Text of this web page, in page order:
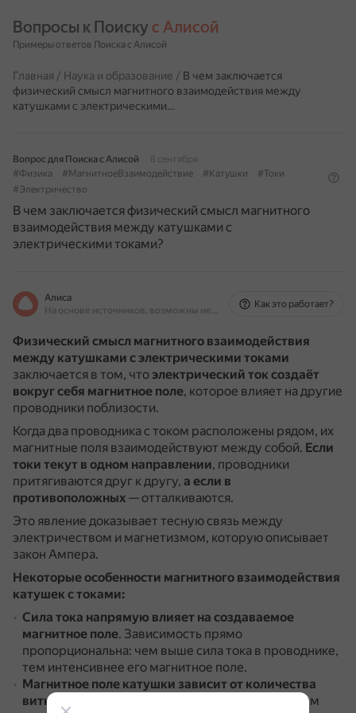
Вопросы к Поиску с Алисой
Примеры ответов Поиска с Алисой
Главная / Наука и образование / В чем заключается
физический смысл магнитного взаимодействия между
катушками с электрическими…
Вопрос для Поиска с Алисой
8 сентября
#Физика
#МагнитноеВзаимодействие #Катушки
#Токи
#Электричество
В чем заключается физический смысл магнитного
взаимодействия между катушками с
электрическими токами?
Алиса
На основе источников, возможны неточности
Как это работает?
Физический смысл магнитного взаимодействия
между катушками с электрическими токами
заключается в том, что электрический ток создаёт
вокруг себя магнитное поле, которое влияет на другие
проводники поблизости.
Когда два проводника с током расположены рядом, их
магнитные поля взаимодействуют между собой. Если
токи текут в одном направлении, проводники
притягиваются друг к другу, а если в
противоположных — отталкиваются.
Это явление доказывает тесную связь между
электричеством и магнетизмом, которую описывает
закон Ампера.
Некоторые особенности магнитного взаимодействия
катушек с токами:
Сила тока напрямую влияет на создаваемое
магнитное поле. Зависимость прямо
пропорциональна: чем выше сила тока в проводнике,
тем интенсивнее его магнитное поле.
Магнитное поле катушки зависит от количества
витков
Магнитное действие катушки с током тем